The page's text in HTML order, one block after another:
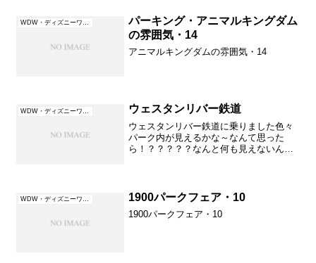
WDW・ディズニーワールド（フロリダ）
パーキング・アニマルキングダム
の雰囲気・14
アニマルキングダムの雰囲気・14
ウェスタンリバー鉄道
ウェスタンリバー鉄道に乗りました色々
パーク内が見えるかな～なんて思った
ら！？？？？？なんと何も見えないんで
1900パークフェア・10
1900パークフェア・10